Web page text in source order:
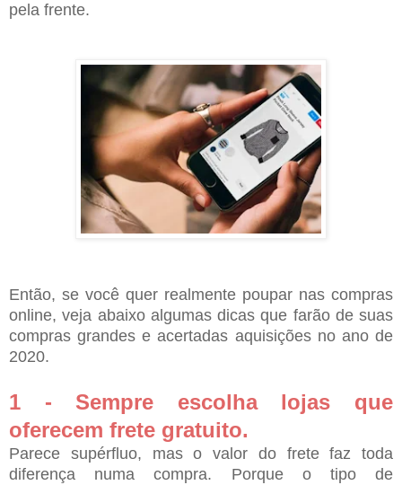
pela frente.
Então, se você quer realmente poupar nas compras
online, veja abaixo algumas dicas que farão de suas
compras grandes e acertadas aquisições no ano de
2020.
1 - Sempre escolha lojas que
oferecem frete gratuito.
Parece supérfluo, mas o valor do frete faz toda
diferença numa compra. Porque o tipo de